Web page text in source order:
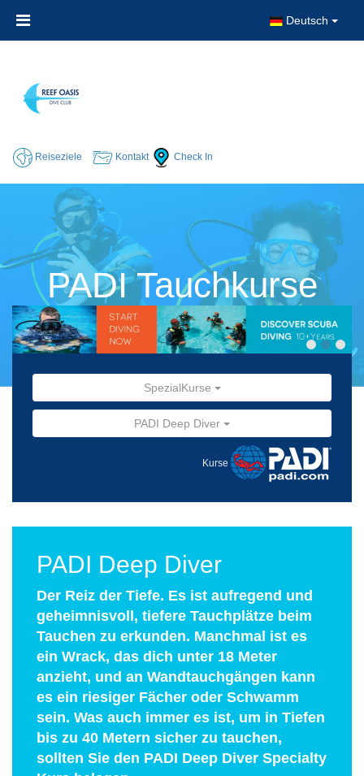
Deutsch
Reiseziele Kontakt Check In
PADI Tauchkurse
SpezialKurse
PADI Deep Diver
Kurse
PADI Deep Diver
Der Reiz der Tiefe. Es ist aufregend und
geheimnisvoll, tiefere Tauchplätze beim
Tauchen zu erkunden. Manchmal ist es
ein Wrack, das dich unter 18 Meter
anzieht, und an Wandtauchgängen kann
es ein riesiger Fächer oder Schwamm
sein. Was auch immer es ist, um in Tiefen
bis zu 40 Metern sicher zu tauchen,
sollten Sie den PADI Deep Diver Specialty